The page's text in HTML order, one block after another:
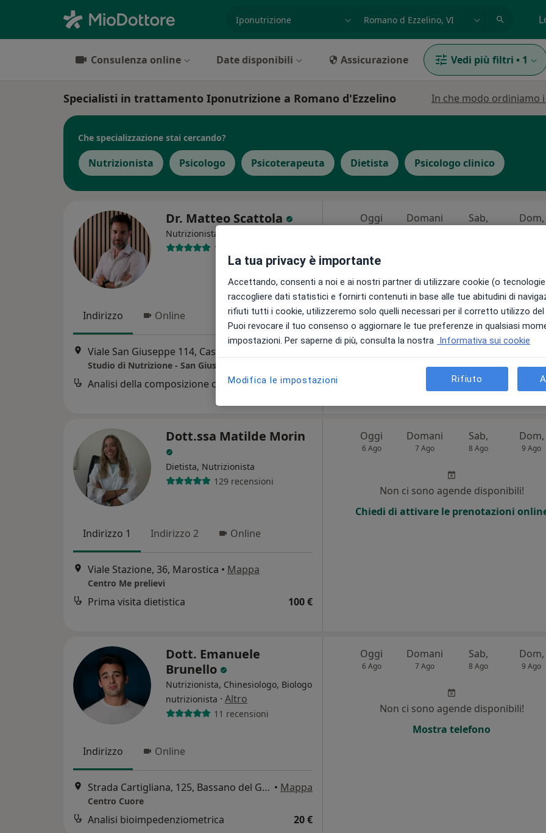
Consulenza online Date disponibili Assicurazione Vedi più filtri • 1
Specialisti in trattamento Iponutrizione a Romano d'Ezzelino In che modo ordiniamo
Che specializzazione stai cercando?
Nutrizionista Psicologo Psicoterapeuta Dietista Psicologo clinico
Dr. Matteo Scattola
Nutrizionista
111 recensioni
Indirizzo Online
Viale San Giuseppe 114, Cassola
Studio di Nutrizione - San Giuseppe di Cassola
Analisi della composizione corporea 35 €
Oggi Domani Sab, Dom,
Chiedi di attivare le prenotazioni
Dott.ssa Matilde Morin
Dietista, Nutrizionista
129 recensioni
Indirizzo 1 Indirizzo 2 Online
Viale Stazione, 36, Marostica • Mappa
Centro Me prelievi
Prima visita dietistica 100 €
Oggi
6 Ago
Domani
7 Ago
Sab,
8 Ago
Dom,
9 Ago
Non ci sono agende disponibili!
Chiedi di attivare le prenotazioni
Dott. Emanuele
Brunello
Nutrizionista, Chinesiologo, Biologo
nutrizionista · Altro
11 recensioni
Indirizzo Online
Strada Cartigliana, 125, Bassano del Grappa • Mappa
Centro Cuore
Analisi bioimpedenziometrica 20 €
Oggi
6 Ago
Domani
7 Ago
Sab,
8 Ago
Dom,
9 Ago
Non ci sono agende disponibili!
Mostra telefono
La tua privacy è importante
Accettando, consenti a noi e ai nostri partner di utilizzare cookie (o
raccogliere dati statistici e fornirti contenuti in base alle tue abitudini di
rifiuti tutti i cookie, utilizzeremo solo quelli necessari per il corretto utilizzo
Puoi revocare il tuo consenso o aggiornare le tue preferenze in qualsiasi
impostazioni. Per saperne di più, consulta la nostra Informativa sui cookie
Modifica le impostazioni Rifiuto